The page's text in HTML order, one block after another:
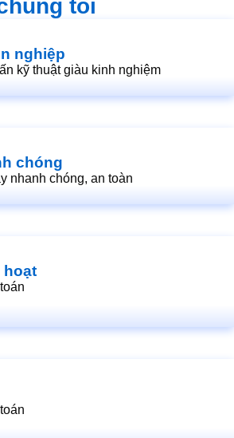
tôi
nghiệp
kỹ thuật giàu kinh nghiệm
chóng
nhanh chóng, an toàn
hoạt